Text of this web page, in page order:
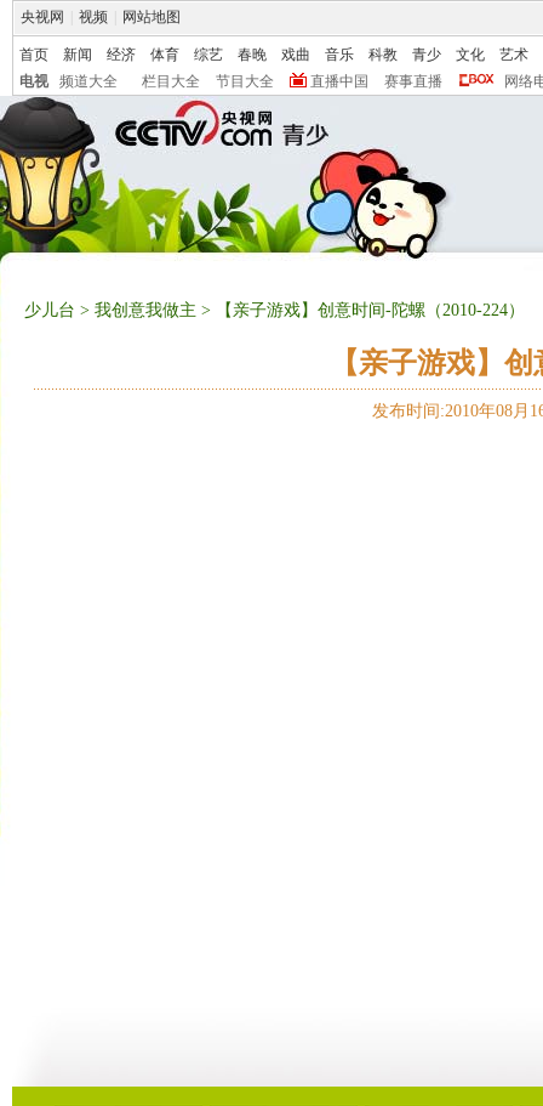
央视网 视频 网站地图
首页 新闻 经济 体育 综艺 春晚 戏曲 音乐 科教 青少 文化
艺术
电视
频道大全 栏目大全 节目大全 直播中国 赛事直播 网络
少儿台 > 我创意我做主 > 【亲子游戏】创意时间-陀螺（2010-224）
【亲子游戏】
发布时间:2010年08月
10:34 09:54 11:14